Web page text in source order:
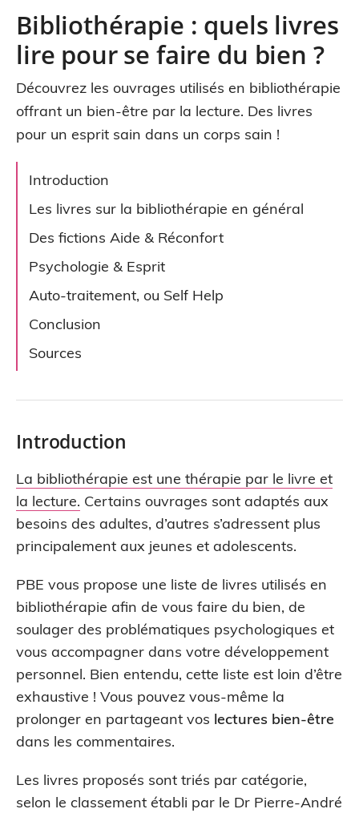
Bibliothérapie : quels livres
lire pour se faire du bien ?
Découvrez les ouvrages utilisés en bibliothérapie
offrant un bien-être par la lecture. Des livres
pour un esprit sain dans un corps sain !
Introduction
Les livres sur la bibliothérapie en général
Des fictions Aide & Réconfort
Psychologie & Esprit
Auto-traitement, ou Self Help
Conclusion
Sources
Introduction
La bibliothérapie est une thérapie par le livre et
la lecture. Certains ouvrages sont adaptés aux
besoins des adultes, d’autres s’adressent plus
principalement aux jeunes et adolescents.
PBE vous propose une liste de livres utilisés en
bibliothérapie afin de vous faire du bien, de
soulager des problématiques psychologiques et
vous accompagner dans votre développement
personnel. Bien entendu, cette liste est loin d’être
exhaustive ! Vous pouvez vous-même la
prolonger en partageant vos lectures bien-être
dans les commentaires.
Les livres proposés sont triés par catégorie,
selon le classement établi par le Dr Pierre-André